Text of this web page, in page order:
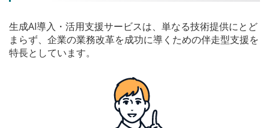
生成AI導入・活用支援サービスは、単なる技術提供にとど
まらず、企業の業務改革を成功に導くための伴走型支援を
特長としています。